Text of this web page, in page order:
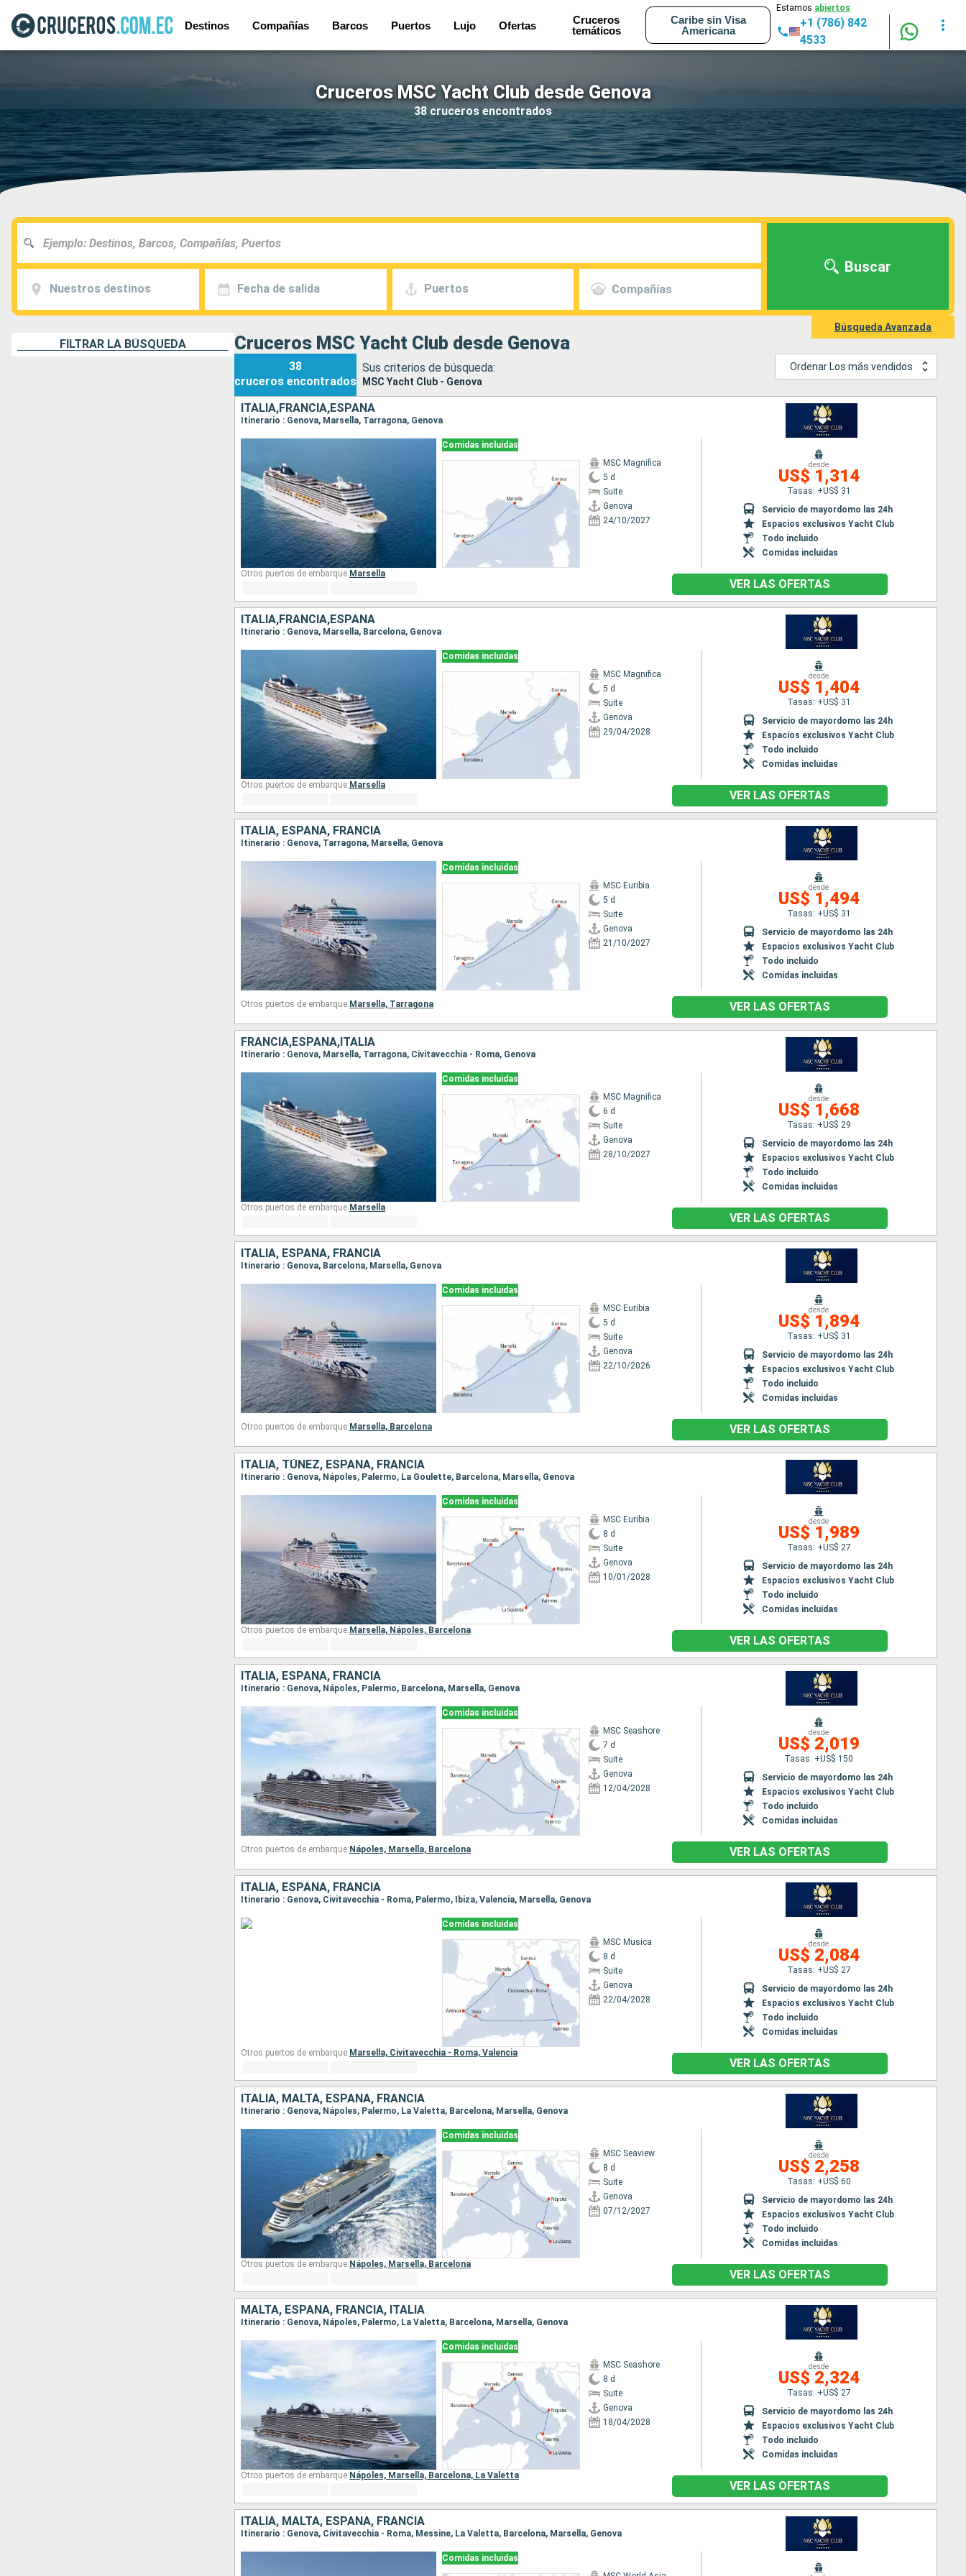
Destinos Compañías Barcos Puertos Lujo Ofertas
Cruceros
temáticos
Caribe sin Visa
Americana
Estamos abiertos
+1 (786) 842
4533
Cruceros MSC Yacht Club desde Genova
38 cruceros encontrados
Nuestros destinos Fecha de salida Puertos Compañías
Buscar
Búsqueda Avanzada
FILTRAR LA BÚSQUEDA Cruceros MSC Yacht Club desde Genova
38
cruceros encontrados
Sus criterios de búsqueda:
MSC Yacht Club - Genova
Ordenar Los más vendidos
ITALIA,FRANCIA,ESPAÑA
Itinerario : Genova, Marsella, Tarragona, Genova
Comidas incluidas
MSC Magnifica
5 d
Suite
Genova
24/10/2027
desde
US$ 1,314
Tasas: +US$ 31
Servicio de mayordomo las 24h
Espacios exclusivos Yacht Club
Todo incluido
Comidas incluidas
Otros puertos de embarque: Marsella
VER LAS OFERTAS
ITALIA,FRANCIA,ESPAÑA
Itinerario : Genova, Marsella, Barcelona, Genova
Comidas incluidas
MSC Magnifica
5 d
Suite
Genova
29/04/2028
desde
US$ 1,404
Tasas: +US$ 31
Servicio de mayordomo las 24h
Espacios exclusivos Yacht Club
Todo incluido
Comidas incluidas
Otros puertos de embarque: Marsella
VER LAS OFERTAS
ITALIA, ESPAÑA, FRANCIA
Itinerario : Genova, Tarragona, Marsella, Genova
Comidas incluidas
MSC Euribia
5 d
Suite
Genova
21/10/2027
desde
US$ 1,494
Tasas: +US$ 31
Servicio de mayordomo las 24h
Espacios exclusivos Yacht Club
Todo incluido
Comidas incluidas
Otros puertos de embarque: Marsella, Tarragona VER LAS OFERTAS
FRANCIA,ESPAÑA,ITALIA
Itinerario : Genova, Marsella, Tarragona, Civitavecchia - Roma, Genova
Comidas incluidas
MSC Magnifica
6 d
Suite
Genova
28/10/2027
desde
US$ 1,668
Tasas: +US$ 29
Servicio de mayordomo las 24h
Espacios exclusivos Yacht Club
Todo incluido
Comidas incluidas
Otros puertos de embarque: Marsella
VER LAS OFERTAS
ITALIA, ESPAÑA, FRANCIA
Itinerario : Genova, Barcelona, Marsella, Genova
Comidas incluidas
MSC Euribia
5 d
Suite
Genova
22/10/2026
desde
US$ 1,894
Tasas: +US$ 31
Servicio de mayordomo las 24h
Espacios exclusivos Yacht Club
Todo incluido
Comidas incluidas
Otros puertos de embarque: Marsella, Barcelona VER LAS OFERTAS
ITALIA, TÚNEZ, ESPAÑA, FRANCIA
Itinerario : Genova, Nápoles, Palermo, La Goulette, Barcelona, Marsella, Genova
Comidas incluidas
MSC Euribia
8 d
Suite
Genova
10/01/2028
desde
US$ 1,989
Tasas: +US$ 27
Servicio de mayordomo las 24h
Espacios exclusivos Yacht Club
Todo incluido
Comidas incluidas
Otros puertos de embarque: Marsella, Nápoles, Barcelona
VER LAS OFERTAS
ITALIA, ESPAÑA, FRANCIA
Itinerario : Genova, Nápoles, Palermo, Barcelona, Marsella, Genova
Comidas incluidas
MSC Seashore
7 d
Suite
Genova
12/04/2028
desde
US$ 2,019
Tasas: +US$ 150
Servicio de mayordomo las 24h
Espacios exclusivos Yacht Club
Todo incluido
Comidas incluidas
Otros puertos de embarque: Nápoles, Marsella, Barcelona VER LAS OFERTAS
ITALIA, ESPAÑA, FRANCIA
Itinerario : Genova, Civitavecchia - Roma, Palermo, Ibiza, Valencia, Marsella, Genova
Comidas incluidas
MSC Musica
8 d
Suite
Genova
22/04/2028
desde
US$ 2,084
Tasas: +US$ 27
Servicio de mayordomo las 24h
Espacios exclusivos Yacht Club
Todo incluido
Comidas incluidas
Otros puertos de embarque: Marsella, Civitavecchia - Roma, Valencia
VER LAS OFERTAS
ITALIA, MALTA, ESPAÑA, FRANCIA
Itinerario : Genova, Nápoles, Palermo, La Valetta, Barcelona, Marsella, Genova
Comidas incluidas
MSC Seaview
8 d
Suite
Genova
07/12/2027
desde
US$ 2,258
Tasas: +US$ 60
Servicio de mayordomo las 24h
Espacios exclusivos Yacht Club
Todo incluido
Comidas incluidas
Otros puertos de embarque: Nápoles, Marsella, Barcelona
VER LAS OFERTAS
MALTA, ESPAÑA, FRANCIA, ITALIA
Itinerario : Genova, Nápoles, Palermo, La Valetta, Barcelona, Marsella, Genova
Comidas incluidas
MSC Seashore
8 d
Suite
Genova
18/04/2028
desde
US$ 2,324
Tasas: +US$ 27
Servicio de mayordomo las 24h
Espacios exclusivos Yacht Club
Todo incluido
Comidas incluidas
Otros puertos de embarque: Nápoles, Marsella, Barcelona, La Valetta
VER LAS OFERTAS
ITALIA, MALTA, ESPAÑA, FRANCIA
Itinerario : Genova, Civitavecchia - Roma, Messine, La Valetta, Barcelona, Marsella, Genova
Comidas incluidas